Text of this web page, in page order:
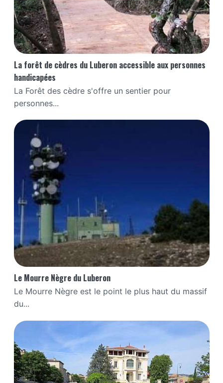
La forêt de cèdres du Luberon accessible aux personnes
handicapées
La Forêt des cèdre s'offre un sentier pour
personnes...
Le Mourre Nègre du Luberon
Le Mourre Nègre est le point le plus haut du massif
du...